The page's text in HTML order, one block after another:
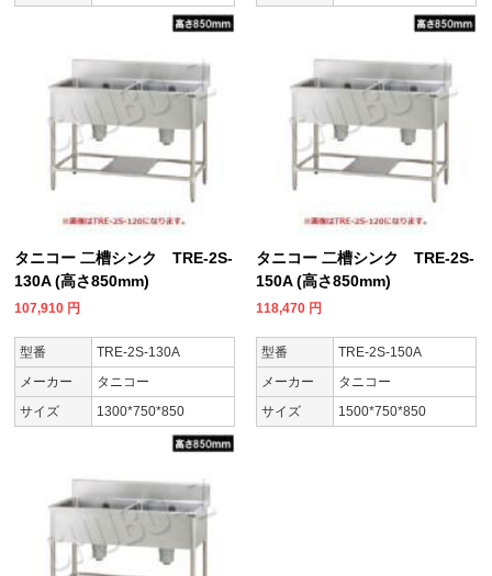
タニコー 二槽シンク TRE-2S-
130A (高さ850mm)
107,910 円
型番
TRE-2S-130A
メーカー
タニコー
サイズ
1300*750*850
タニコー 二槽シンク TRE-2S-
150A (高さ850mm)
118,470 円
型番
TRE-2S-150A
メーカー
タニコー
サイズ
1500*750*850